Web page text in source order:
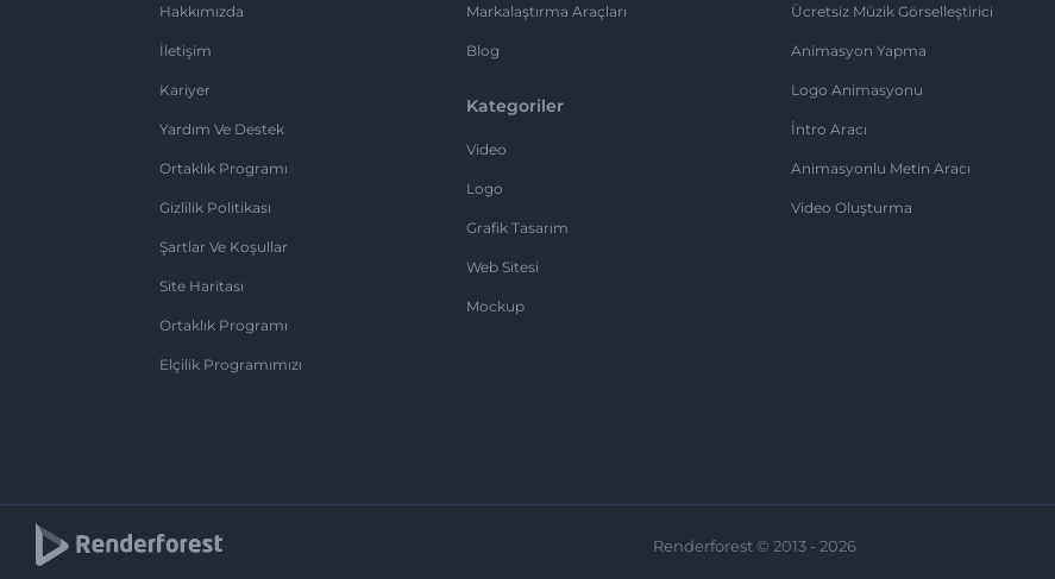
Hakkımızda
İletişim
Kariyer
Yardım Ve Destek
Ortaklık Programı
Gizlilik Politikası
Şartlar Ve Koşullar
Site Haritası
Ortaklık Programı
Elçilik Programımızı
Markalaştırma Araçları
Blog
Kategoriler
Video
Logo
Grafik Tasarım
Web Sitesi
Mockup
Ücretsiz Müzik Görselleştirici
Animasyon Yapma
Logo Animasyonu
İntro Aracı
Animasyonlu Metin Aracı
Video Oluşturma
Renderforest © 2013 - 2026